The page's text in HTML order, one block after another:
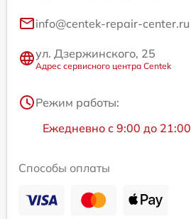
info@centek-repair-center.ru
ул. Дзержинского, 25
Адрес сервисного центра Centek
Режим работы:
Ежедневно с 9:00 до 21:00
Способы оплаты